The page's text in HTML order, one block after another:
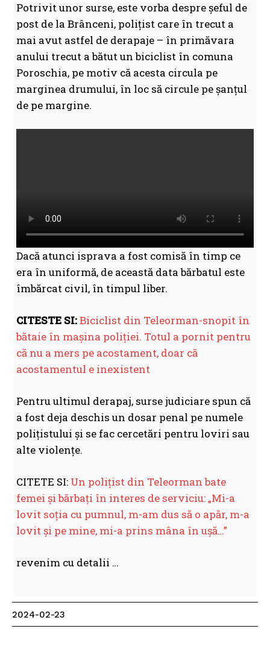
Potrivit unor surse, este vorba despre șeful de
post de la Brânceni, polițist care în trecut a
mai avut astfel de derapaje – în primăvara
anului trecut a bătut un biciclist în comuna
Poroschia, pe motiv că acesta circula pe
marginea drumului, în loc să circule pe șanțul
de pe margine.
Dacă atunci isprava a fost comisă în timp ce
era în uniformă, de această data bărbatul este
îmbărcat civil, în timpul liber.
CITESTE SI:Biciclist din Teleorman-snopit în
bătaie în mașina poliției. Totul a pornit pentru
că nu a mers pe acostament, doar că
acostamentul e inexistent
Pentru ultimul derapaj, surse judiciare spun că
a fost deja deschis un dosar penal pe numele
polițistului și se fac cercetări pentru loviri sau
alte violențe.
CITETE SI: Un polițist din Teleorman bate
femei și bărbați în interes de serviciu: „Mi-a
lovit soția cu pumnul, m-am dus să o apăr, m-a
lovit și pe mine, mi-a prins mâna în ușă…”
revenim cu detalii …
2024-02-23